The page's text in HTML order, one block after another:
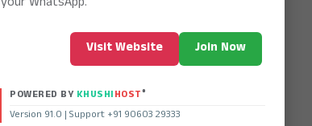
Visit Website Join Now
POWERED BY KHUSHIHOST®
Version 91.0 | Support +91 90603 29333